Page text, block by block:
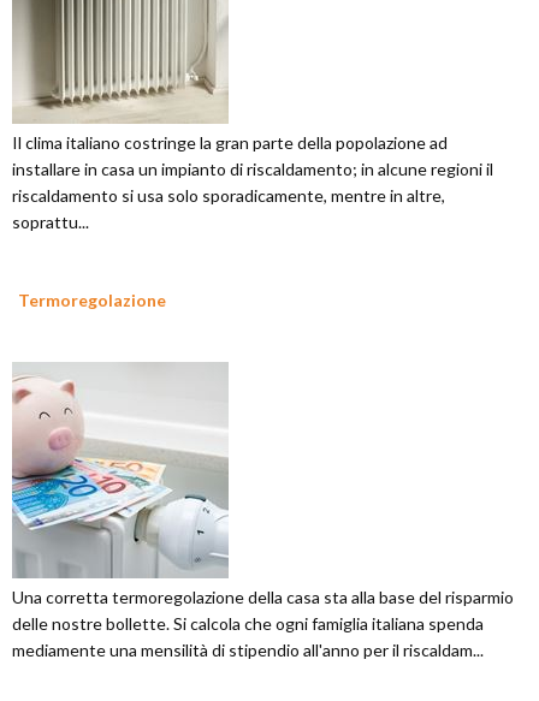
Il clima italiano costringe la gran parte della popolazione ad
installare in casa un impianto di riscaldamento; in alcune regioni il
riscaldamento si usa solo sporadicamente, mentre in altre,
soprattu...
Termoregolazione
Una corretta termoregolazione della casa sta alla base del risparmio
delle nostre bollette. Si calcola che ogni famiglia italiana spenda
mediamente una mensilità di stipendio all'anno per il riscaldam...